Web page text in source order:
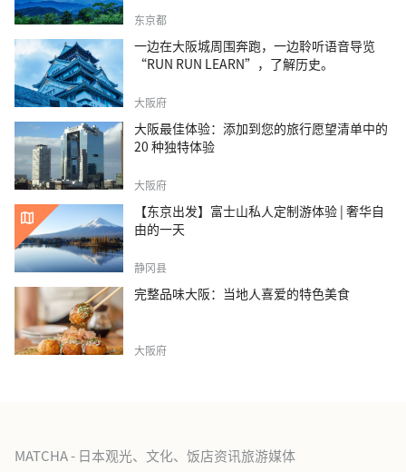
东京都
一边在大阪城周围奔跑，一边聆听语音导览
“RUN RUN LEARN”，了解历史。
大阪府
大阪最佳体验：添加到您的旅行愿望清单中的
20 种独特体验
大阪府
【东京出发】富士山私人定制游体验 | 奢华自
由的一天
静冈县
完整品味大阪：当地人喜爱的特色美食
大阪府
MATCHA - 日本观光、文化、饭店资讯旅游媒体